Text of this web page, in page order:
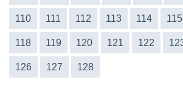
110 111 112 113 114 115
118 119 120 121 122
126 127 128